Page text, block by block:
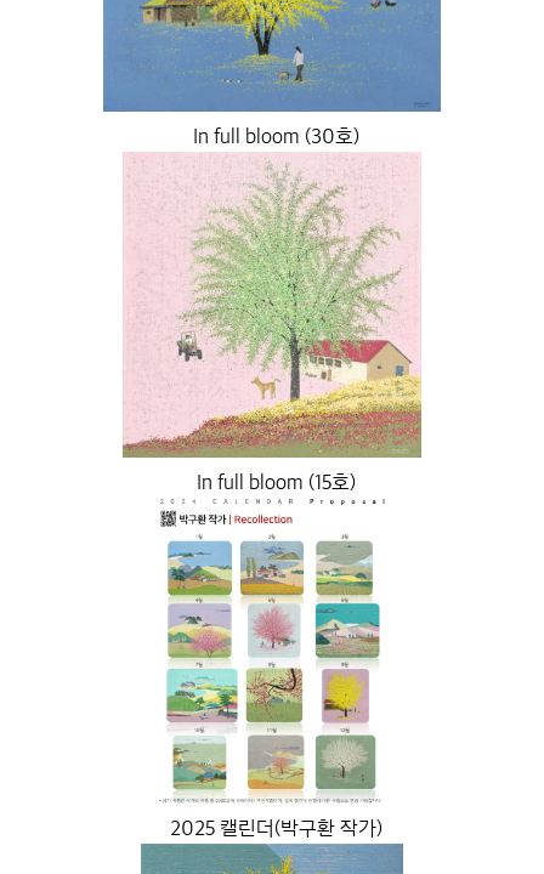
In full bloom (30호)
In full bloom (15호)
2025 캘린더(박구환 작가)